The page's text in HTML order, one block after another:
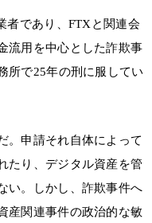
者であり、FTXと関連会
流用を中心とした詐欺事
所で25年の刑に服してい
。申請それ自体によって
たり、デジタル資産を管
い。しかし、詐欺事件へ
産関連事件の政治的な敏